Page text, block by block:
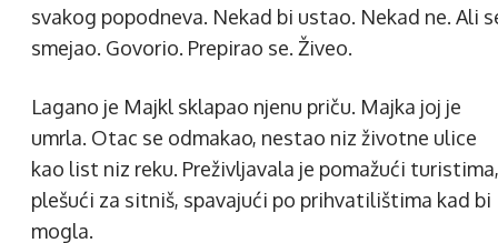
svakog popodneva. Nekad bi ustao. Nekad ne. Ali
smejao. Govorio. Prepirao se. Živeo.
Lagano je Majkl sklapao njenu priču. Majka joj je
umrla. Otac se odmakao, nestao niz životne ulice
kao list niz reku. Preživljavala je pomažući turistima,
plešući za sitniš, spavajući po prihvatilištima kad bi
mogla.